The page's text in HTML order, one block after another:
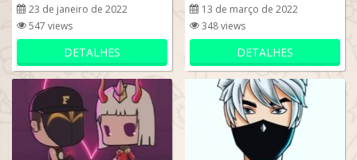
23 de janeiro de 2022
547 views
DETALHES
13 de março de 2022
348 views
DETALHES